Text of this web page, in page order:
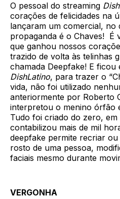
O pessoal do streaming
corações de felicidades na
lançaram um comercial, no
propaganda é o Chaves! É
que ganhou nossos
trazido de volta às telinhas
chamada Deepfake! E ficou
DishLatino, para trazer o
vida, não foi utilizado
anteriormente por Roberto
interpretou o menino órfão
Tudo foi criado do zero,
contabilizou mais de mil
deepfake permite recriar
rosto de uma pessoa,
faciais mesmo durante
VERGONHA